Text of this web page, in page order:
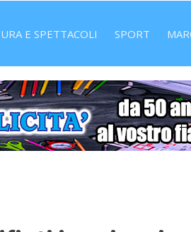
E SPETTACOLI SPORT